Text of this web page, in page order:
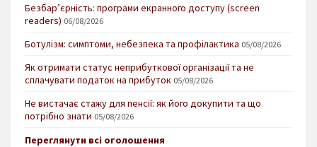
Безбар’єрність: програми екранного доступу (screen
readers) 06/08/2026
Ботулізм: симптоми, небезпека та профілактика 05/08/2026
Як отримати статус неприбуткової організації та не
сплачувати податок на прибуток 05/08/2026
Не вистачає стажу для пенсії: як його докупити та що
потрібно знати 05/08/2026
Переглянути всі оголошення